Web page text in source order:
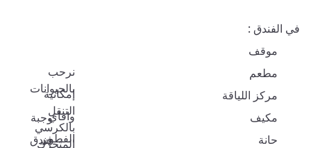
في الفندق
موقف
نرحب
بالحيوانات
مطعم
إمكانية
التنقل
بالكرسي
المتحرّك
مركز اللياقة
وافاي
مكيف
وجبة
الفطور
حانة فندق